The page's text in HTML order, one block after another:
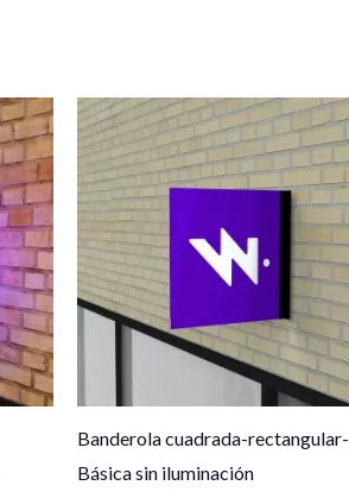
Banderola cuadrada-rectangular-
Básica sin iluminación